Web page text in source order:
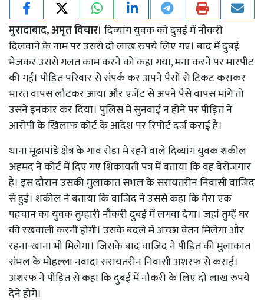
मुरादाबाद, अमृत विचार। दिव्यांग युवक को दुबई में नौकरी
दिलवाने के नाम पर उससे दो लाख रुपये लिए गए। बाद में दुबई
भेजकर उससे गलत काम करने को कहा गया, मना करने पर मारपीट
की गई। पीड़ित परिवार से संपर्क कर अपने पैसों से टिकट कराकर
भारत वापस लौटकर आया और एजेंट से अपने पैसे वापस मांगे तो
उसने इनकार कर दिया। पुलिस में सुनवाई न होने पर पीड़ित ने
आरोपी के खिलाफ कोर्ट के आदेश पर रिपोर्ट दर्ज कराई है।
थाना मूंढापांडे क्षेत्र के गांव रोंडा में रहने वाले दिव्यांग युवक शकील
अहमद ने कोर्ट में दिए गए शिकायती पत्र में बताया कि वह बेरोजगार
है। इस दौरान उसकी मुलाकात संभल के सरायतरीन निवासी वाजिद
से हुई। शकील ने बताया कि वाजिद ने उससे कहा कि मेरा एक
पहचान का युवक तुम्हारी नौकरी दुबई में लगवा देगा। जहां तुम्हें घर
की रखवाली करनी होगी। उसके बदले में अच्छा वेतन मिलेगा और
रहना-खाना भी मिलेगा। जिसके बाद वाजिद ने पीड़ित की मुलाकात
संभल के मोहल्ला नवादा सरायतरीन निवासी अशरफ से कराई।
अशरफ ने पीड़ित से कहा कि दुबई में नौकरी के लिए दो लाख रुपये
देने होंगे।